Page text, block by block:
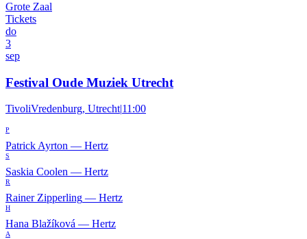
Grote Zaal
Tickets
do
3
sep
Festival Oude Muziek Utrecht
TivoliVredenburg, Utrecht|11:00
P
Patrick Ayrton — Hertz
S
Saskia Coolen — Hertz
R
Rainer Zipperling — Hertz
H
Hana Blažíková — Hertz
A